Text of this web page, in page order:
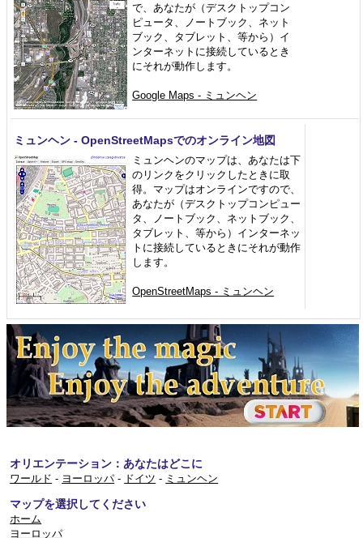
で、あなたが（デスクトップコン
ピュータ、ノートブック、ネット
ブック、タブレット、等から）イ
ンターネットに接続しているとき
にそれが動作します。
Google Maps - ミュンヘン
ミュンヘン - OpenStreetMapsでのオンライン地図
ミュンヘンのマップは、あなたは下
のリンクをクリックしたときに取
得。マップはオンラインですので、
あなたが（デスクトップコンピュー
タ、ノートブック、ネットブック、
タブレット、等から）インターネッ
トに接続しているときにそれが動作
します。
OpenStreetMaps - ミュンヘン
オリエンテーション：あなたはどこに
ワールド - ヨーロッパ - ドイツ - ミュンヘン
マップを選択してください
ホーム
ヨーロッパ